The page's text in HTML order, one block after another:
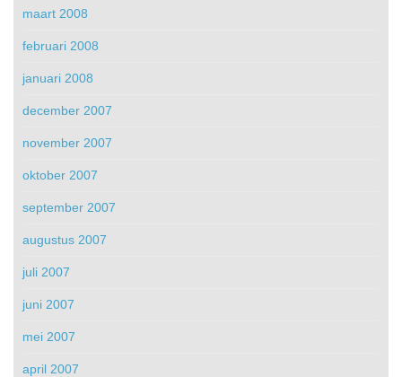
maart 2008
februari 2008
januari 2008
december 2007
november 2007
oktober 2007
september 2007
augustus 2007
juli 2007
juni 2007
mei 2007
april 2007